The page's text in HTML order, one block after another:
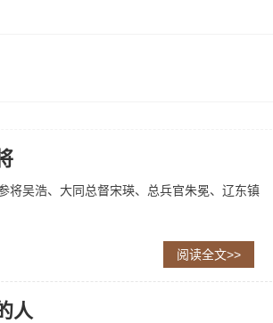
将吴浩、大同总督宋瑛、总兵官朱冕、辽东镇
阅读全文>>
人